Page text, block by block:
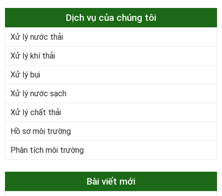
Dịch vụ của chúng tôi
Xử lý nước thải
Xử lý khí thải
Xử lý bụi
Xử lý nước sạch
Xử lý chất thải
Hồ sơ môi trường
Phân tích môi trường
Bài viết mới